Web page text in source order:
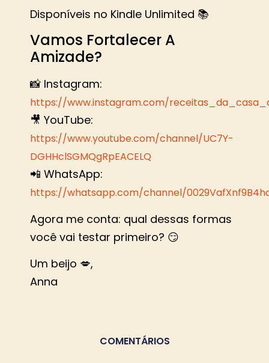
Disponíveis no Kindle Unlimited 📚
Vamos Fortalecer A
Amizade?
📸 Instagram:
https://www.instagram.com/
🎥 YouTube:
https://www.youtube.com/channel/UC7Y-
DGHHclSGMQgRpEACELQ
📲 WhatsApp:
https://whatsapp.com/channel/
Agora me conta: qual dessas formas
você vai testar primeiro? 😏
Um beijo 💋,
Anna
COMENTÁRIOS